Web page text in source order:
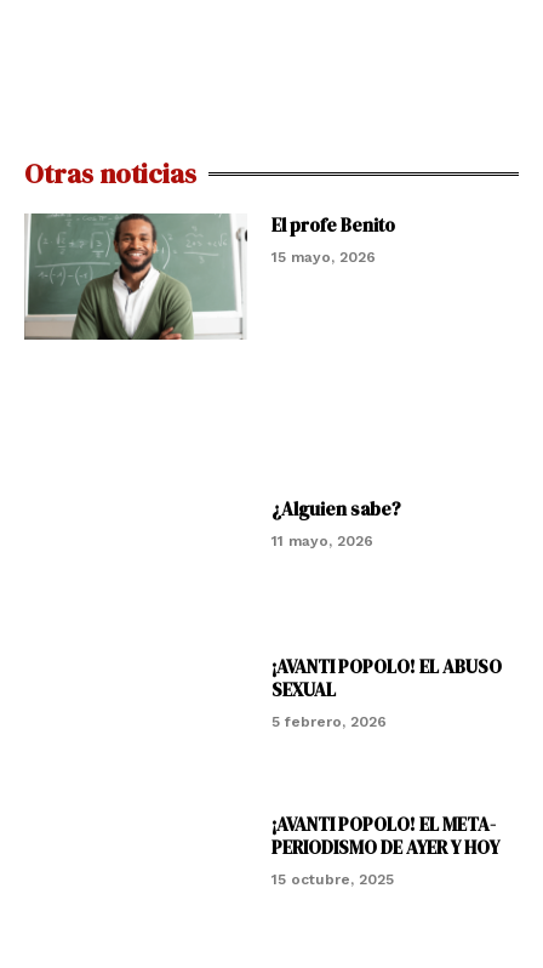
Otras noticias
El profe Benito
15 mayo, 2026
¿Alguien sabe?
11 mayo, 2026
¡AVANTI POPOLO! EL ABUSO
SEXUAL
5 febrero, 2026
¡AVANTI POPOLO! EL META-
PERIODISMO DE AYER Y HOY
15 octubre, 2025